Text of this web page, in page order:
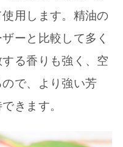
用します。精油の
ーと比較して多く
る香りも強く、空
で、より強い芳
きます。